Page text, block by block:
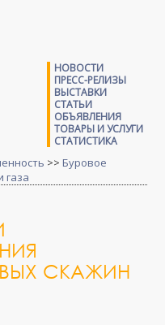
НОВОСТИ
ПРЕСС-РЕЛИЗЫ
ВЫСТАВКИ
СТАТЬИ
ОБЪЯВЛЕНИЯ
ТОВАРЫ И УСЛУГИ
СТАТИСТИКА
>> Буровое
газа
СКАЖИН